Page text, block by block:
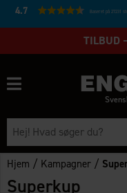
4.7 Baseret på 27231
TILBUD
Hjem / Kampagner /
Superkup